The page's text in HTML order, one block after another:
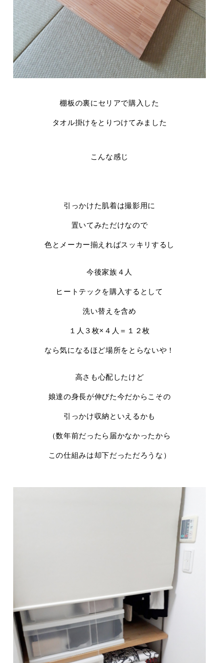
棚板の裏にセリアで購入した
タオル掛けをとりつけてみました
こんな感じ
引っかけた肌着は撮影用に
置いてみただけなので
色とメーカー揃えればスッキリするし
今後家族４人
ヒートテックを購入するとして
洗い替えを含め
１人３枚×４人＝１２枚
なら気になるほど場所をとらないや！
高さも心配したけど
娘達の身長が伸びた今だからこその
引っかけ収納といえるかも
（数年前だったら届かなかったから
この仕組みは却下だっただろうな）